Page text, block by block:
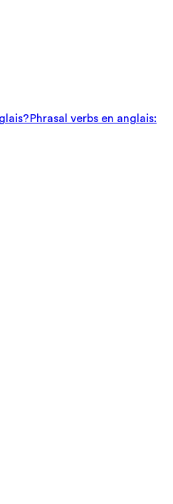
Phrasal verbs en anglais: